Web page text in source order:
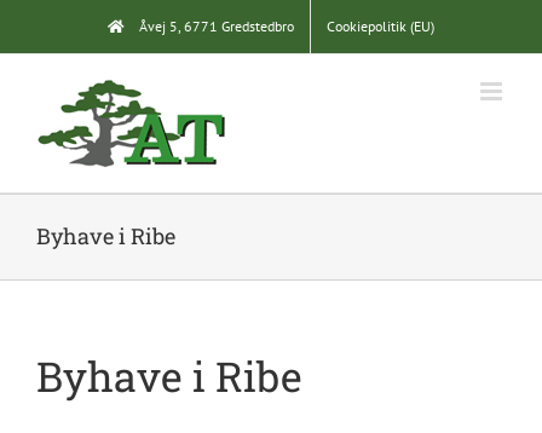
content
Åvej 5, 6771 Gredstedbro Cookiepolitik (EU)
Byhave i Ribe
Byhave i Ribe